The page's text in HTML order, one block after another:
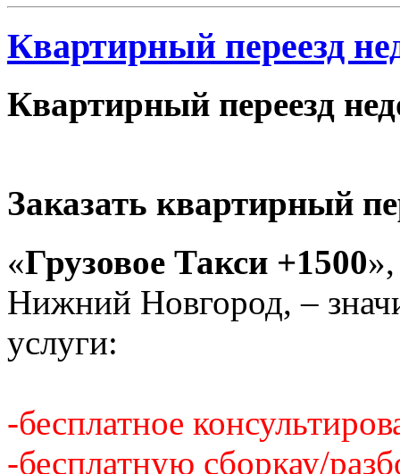
Квартирный переезд
Квартирный переезд
Заказать квартирный
«Грузовое Такси +1500
Нижний Новгород, –
услуги:
-бесплатное
-бесплатную сборкау/